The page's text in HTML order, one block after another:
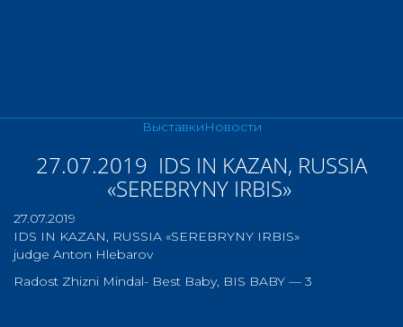
ВыставкиНовости
27.07.2019 IDS IN KAZAN, RUSSIA
«SEREBRYNY IRBIS»
27.07.2019
IDS IN KAZAN, RUSSIA «SEREBRYNY IRBIS»
judge Anton Hlebarov
Radost Zhizni Mindal- Best Baby, BIS BABY — 3